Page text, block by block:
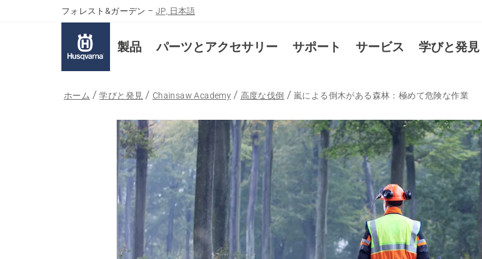
フォレスト&ガーデン – JP, 日本語
製品 パーツとアクセサリー サポート サービス 学びと発見
ホーム 学びと発見 Chainsaw Academy 高度な伐倒 嵐による倒木がある森林：極めて危険な作業